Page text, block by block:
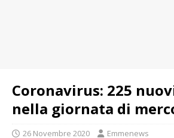
Coronavirus: 225
nella giornata di
26 Novembre 2020 Emmenews